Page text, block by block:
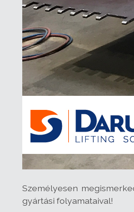
Személyesen
gyártási folyamataival!